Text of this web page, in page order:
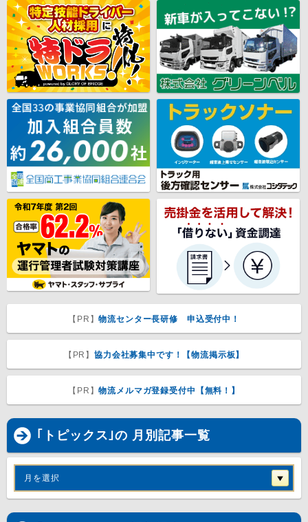
【PR】物流センター長研修 申込受付中！
【PR】協力会社募集中です！【物流掲示板】
【PR】物流メルマガ登録受付中【無料！】
｢トピックス｣の 月別記事一覧
月を選択